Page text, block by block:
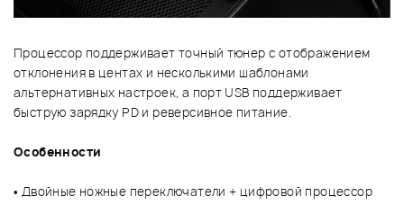
Процессор поддерживает точный тюнер с отображением
отклонения в центах и несколькими шаблонами
альтернативных настроек, а порт USB поддерживает
быструю зарядку PD и реверсивное питание.
Особенности
• Двойные ножные переключатели + цифровой процессор